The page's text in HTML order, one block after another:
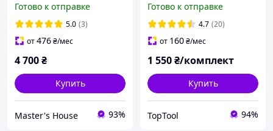
ALCGTBH-42V 2 АКБ
Качественный
аккумуляторный триммер
для сада Италия
Готово к отправке
5.0 (3)
от476₴/мес
4 700₴
Купить
Master's House 93%
двумя аккумуляторами
садовый для огорода
Готово к отправке
4.7 (20)
от 160₴/мес
1 550₴/комплект
Купить
TopTool 94%